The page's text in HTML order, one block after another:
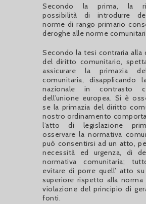
Secondo la prima, la
possibilità di introdurre
norme di rango primario
deroghe alle norme
Secondo la tesi contraria alla
del diritto comunitario,
assicurare la primazia
comunitaria, disapplicando
nazionale in contrasto
dell’unione europea. Si è
se la primazia del diritto
nostro ordinamento
l’atto di legislazione
osservare la normativa
può consentirsi ad un atto,
necessità ed urgenza, di
normativa comunitaria;
evitare di porre quell’ atto
superiore rispetto alla norma
violazione del principio di
fonti.